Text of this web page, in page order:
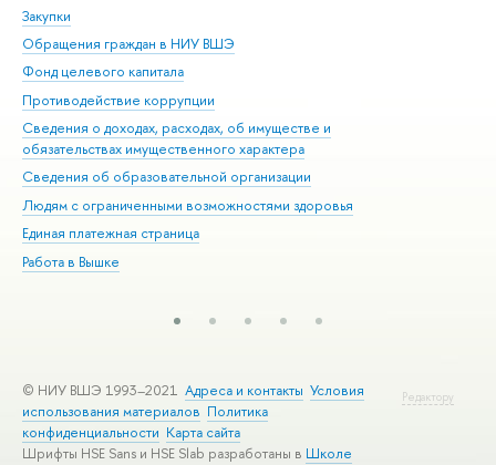
Закупки
Обращения граждан в НИУ ВШЭ
Фонд целевого капитала
Противодействие коррупции
Сведения о доходах, расходах, об имуществе и
обязательствах имущественного характера
Сведения об образовательной организации
Людям с ограниченными возможностями здоровья
Единая платежная страница
Работа в Вышке
Редактору
© НИУ ВШЭ 1993–2021 Адреса и контакты Условия
использования материалов Политика
конфиденциальности Карта сайта
Шрифты HSE Sans и HSE Slab разработаны в Школе